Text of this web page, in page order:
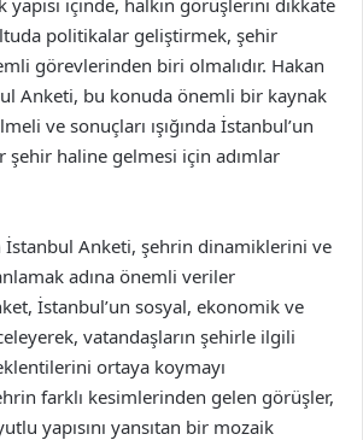
yapısı içinde, halkın görüşlerini dikkate
politikalar geliştirmek, şehir
görevlerinden biri olmalıdır. Hakan
Anketi, bu konuda önemli bir kaynak
ve sonuçları ışığında İstanbul’un
şehir haline gelmesi için adımlar
İstanbul Anketi, şehrin dinamiklerini ve
adına önemli veriler
İstanbul’un sosyal, ekonomik ve
vatandaşların şehirle ilgili
ortaya koymayı
farklı kesimlerinden gelen görüşler,
yapısını yansıtan bir mozaik